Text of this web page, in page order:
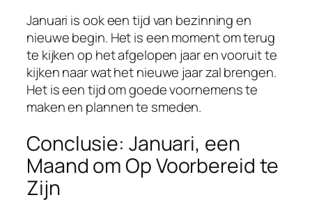
Januari is ook een tijd van bezinning en
nieuwe begin. Het is een moment om terug
te kijken op het afgelopen jaar en vooruit te
kijken naar wat het nieuwe jaar zal brengen.
Het is een tijd om goede voornemens te
maken en plannen te smeden.
Conclusie: Januari, een
Maand om Op Voorbereid te
Zijn